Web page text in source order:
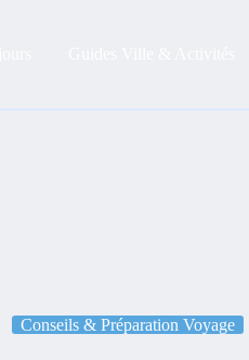
Conseils & Préparation Voyage